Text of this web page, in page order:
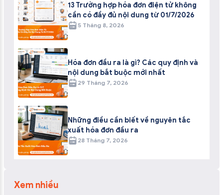
13 Trường hợp hóa đơn điện tử không
cần có đầy đủ nội dung từ 01/7/2026
5 Tháng 8, 2026
Hóa đơn đầu ra là gì? Các quy định và
nội dung bắt buộc mới nhất
29 Tháng 7, 2026
Những điều cần biết về nguyên tắc
xuất hóa đơn đầu ra
28 Tháng 7, 2026
Xem nhiều